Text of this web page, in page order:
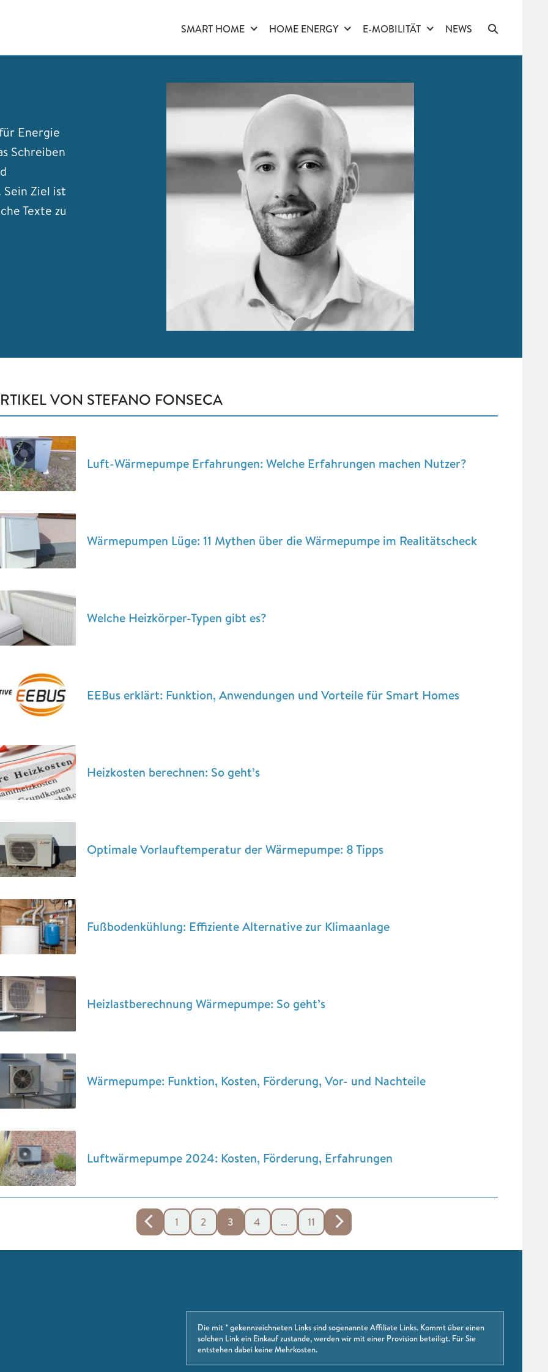
SMART HOME HOME ENERGY E-MOBILITÄT NEWS
Energie
Schreiben
Ziel ist
Texte zu
VON STEFANO FONSECA
Luft-Wärmepumpe Erfahrungen: Welche Erfahrungen machen Nutzer?
Wärmepumpen Lüge: 11 Mythen über die Wärmepumpe im Realitätscheck
Welche Heizkörper-Typen gibt es?
EEBus erklärt: Funktion, Anwendungen und Vorteile für Smart Homes
Heizkosten berechnen: So geht’s
Optimale Vorlauftemperatur der Wärmepumpe: 8 Tipps
Fußbodenkühlung: Effiziente Alternative zur Klimaanlage
Heizlastberechnung Wärmepumpe: So geht’s
Wärmepumpe: Funktion, Kosten, Förderung, Vor- und Nachteile
Luftwärmepumpe 2024: Kosten, Förderung, Erfahrungen
1 2 3 4 … 11
Die mit * gekennzeichneten Links sind sogenannte Affiliate Links. Kommt über einen
solchen Link ein Einkauf zustande, werden wir mit einer Provision beteiligt. Für Sie
entstehen dabei keine Mehrkosten.